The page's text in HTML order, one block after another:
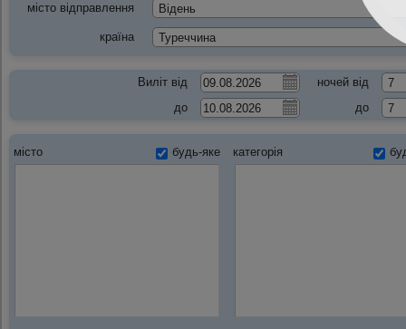
місто відправлення
країна
Виліт від
ночей від
до
до
місто будь-яке категорія